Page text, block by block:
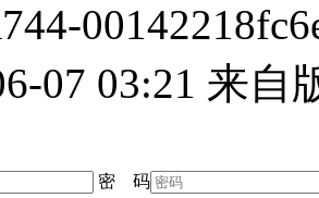
07 03:21 来自
密 码